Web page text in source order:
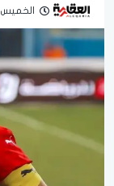
الخميس 09 يوليو 2026 | 08:33 مساءً